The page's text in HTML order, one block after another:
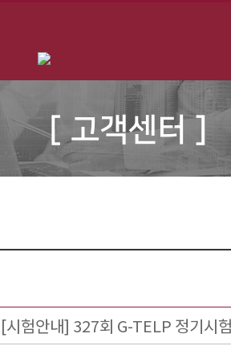
[ 고객센터 ]
[시험안내] 327회 G-TELP 정기시